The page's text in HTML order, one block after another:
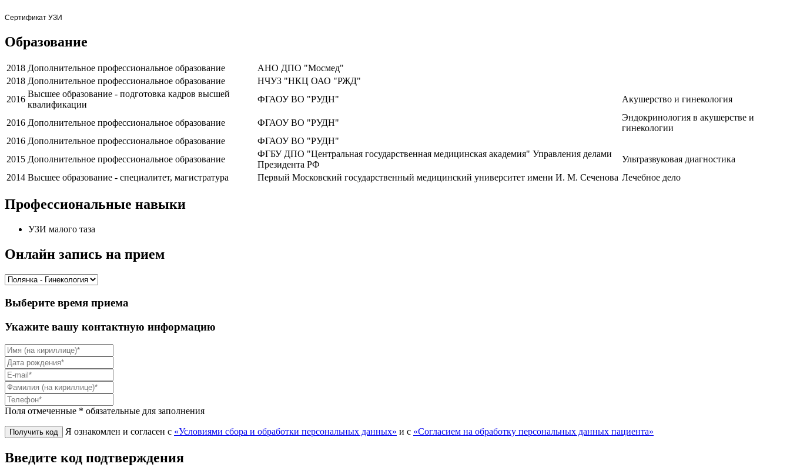
Сертификат УЗИ
Образование
2018 Дополнительное профессиональное образование
АНО ДПО "Мосмед"
2018 Дополнительное профессиональное образование
НЧУЗ "НКЦ ОАО "РЖД"
2016
Высшее образование - подготовка кадров высшей
квалификации
ФГАОУ ВО "РУДН" Акушерство и гинекология
2016 Дополнительное профессиональное образование ФГАОУ ВО "РУДН"
Эндокринология в акушерстве и
гинекологии
2016 Дополнительное профессиональное образование
ФГАОУ ВО "РУДН"
2015 Дополнительное профессиональное образование
ФГБУ ДПО "Центральная государственная медицинская академия" Управления делами
Президента РФ
Ультразвуковая диагностика
2014 Высшее образование - специалитет, магистратура Первый Московский государственный медицинский университет имени И. М. Сеченова Лечебное дело
Профессиональные навыки
УЗИ малого таза
Онлайн запись на прием
Выберите время приема
Укажите вашу контактную информацию
Поля отмеченные * обязательные для заполнения
Я ознакомлен и согласен с «Условиями сбора и обработки персональных данных» и с «Согласием на обработку персональных данных пациента»
Введите код подтверждения